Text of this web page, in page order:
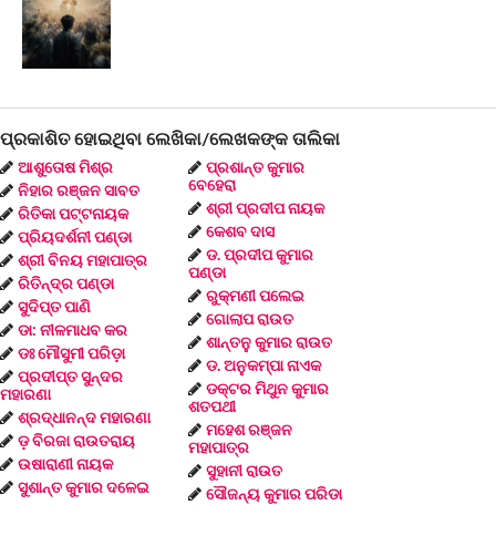
ପ୍ରକାଶିତ ହୋଇଥିବା ଲେଖିକା/ଲେଖକଙ୍କ ତାଲିକା
ଆଶୁତୋଷ ମିଶ୍ର
ନିହାର ରଞ୍ଜନ ସାବତ
ରିତିକା ପଟ୍ଟନାୟକ
ପ୍ରିୟଦର୍ଶନୀ ପଣ୍ଡା
ଶ୍ରୀ ବିନୟ ମହାପାତ୍ର
ରିତିନ୍ଦ୍ର ପଣ୍ଡା
ସୁଦିପ୍ତ ପାଣି
ଡା: ନୀଳମାଧବ କର
ଡଃ ମୌସୁମୀ ପରିଡ଼ା
ପ୍ରଦୀପ୍ତ ସୁନ୍ଦର
ମହାରଣା
ଶ୍ରଦ୍ଧାନନ୍ଦ ମହାରଣା
ଡ଼ ବିରଜା ରାଉତରାୟ
ଉଷାରାଣୀ ନାୟକ
ସୁଶାନ୍ତ କୁମାର ଦଳେଇ
ପ୍ରଶାନ୍ତ କୁମାର
ବେହେରା
ଶ୍ରୀ ପ୍ରଦୀପ ନାୟକ
କେଶବ ଦାସ
ଡ. ପ୍ରଦୀପ କୁମାର
ପଣ୍ଡା
ରୁକ୍ମଣୀ ପଲେଇ
ଗୋଲାପ ରାଉତ
ଶାନ୍ତନୁ କୁମାର ରାଉତ
ଡ. ଅନୁକମ୍ପା ନାଏକ
ଡକ୍ଟର ମିଥୁନ କୁମାର
ଶତପଥୀ
ମହେଶ ରଞ୍ଜନ
ମହାପାତ୍ର
ସୁହାନୀ ରାଉତ
ସୌଜନ୍ୟ କୁମାର ପରିଡା